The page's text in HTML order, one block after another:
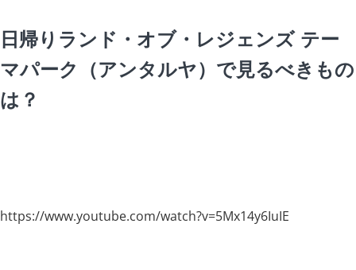
日帰りランド・オブ・レジェンズ テー
マパーク（アンタルヤ）で見るべきもの
は？
https://www.youtube.com/watch?v=5Mx14y6IuIE